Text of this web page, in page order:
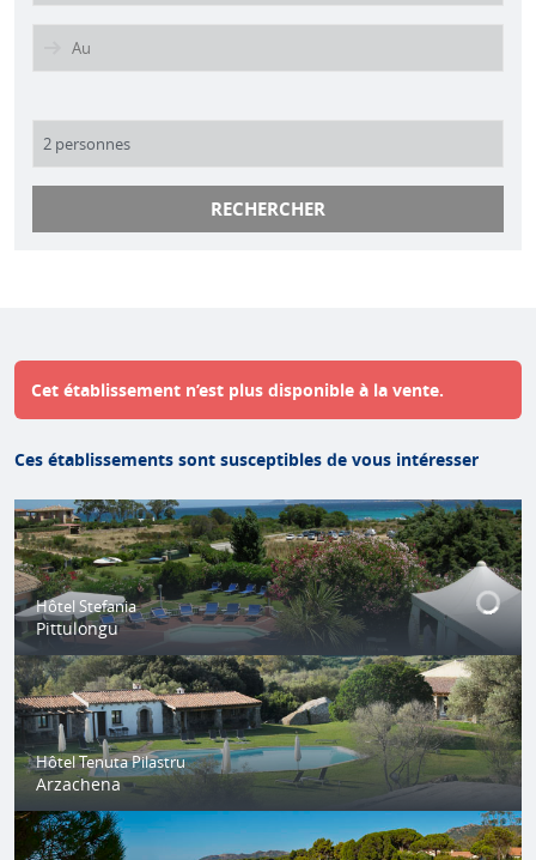
RECHERCHER
Cet établissement n’est plus disponible à la vente.
Ces établissements sont susceptibles de vous intéresser
Hôtel Stefania
Pittulongu
Hôtel Tenuta Pilastru
Arzachena